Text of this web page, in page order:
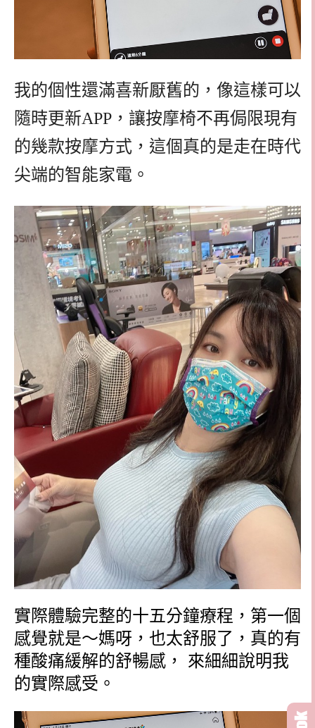
我的個性還滿喜新厭舊的，像這樣可以
隨時更新APP，讓按摩椅不再侷限現有
的幾款按摩方式，這個真的是走在時代
尖端的智能家電。
實際體驗完整的十五分鐘療程，第一個
感覺就是～媽呀，也太舒服了，真的有
種酸痛緩解的舒暢感， 來細細說明我
的實際感受。